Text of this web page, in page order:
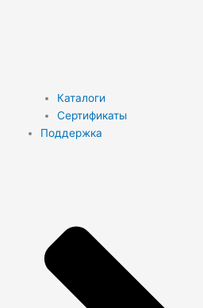
Каталоги
Сертификаты
Поддержка